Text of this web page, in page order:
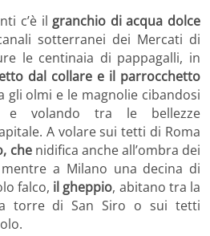
c’è il granchio di acqua dolce
sotterranei dei Mercati di
le centinaia di pappagalli, in
dal collare e il parrocchetto
gli olmi e le magnolie cibandosi
volando tra le bellezze
A volare sui tetti di Roma
chenidifica anche all’ombra dei
a Milano una decina di
falco, il gheppio, abitano tra la
torre di San Siro o sui tetti